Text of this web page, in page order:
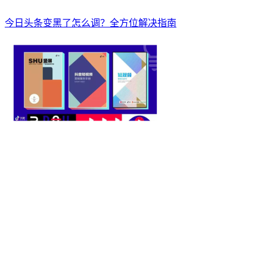
今日头条变黑了怎么调？全方位解决指南